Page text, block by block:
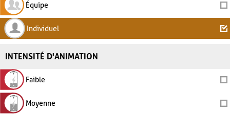
Équipe
Individuel
INTENSITÉ D'ANIMATION
Faible
Moyenne